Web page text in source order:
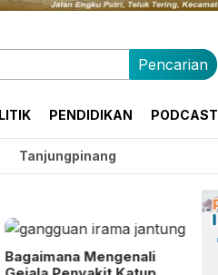
Pencarian
PENDIDIKAN PODCAST
Tanjungpinang
Bagaimana Mengenali